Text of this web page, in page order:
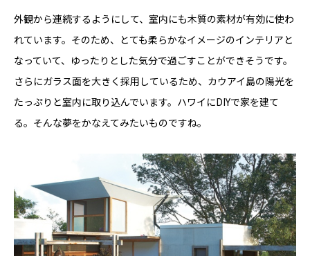
外観から連続するようにして、室内にも木質の素材が有効に使わ
れています。そのため、とても柔らかなイメージのインテリアと
なっていて、ゆったりとした気分で過ごすことができそうです。
さらにガラス面を大きく採用しているため、カウアイ島の陽光を
たっぷりと室内に取り込んでいます。ハワイにDIYで家を建て
る。そんな夢をかなえてみたいものですね。